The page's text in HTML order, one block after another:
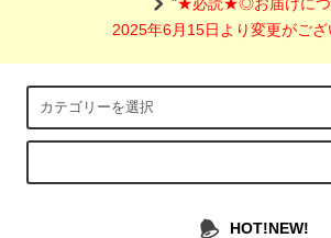
"★必読★◎お届けにつ
2025年6月15日より変更がご
HOT!NEW!